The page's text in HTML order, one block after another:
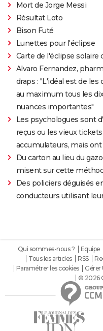
Mort de Jorge Messi
Résultat Loto
Bison Futé
Lunettes pour l'éclipse
Carte de l'éclipse solaire
Alvaro Fernandez,
draps : "L'idéal est de
au maximum tous les
nuances importantes"
Les psychologues sont
reçus ou les vieux
accumulateurs, mais
Du carton au lieu du
misent sur cette
Des policiers déguisés
conducteurs utilisant
Qui sommes-nous ? Equipe
Tous les articles
RSS
Paramétrer les cookies
Gérer
© 2026